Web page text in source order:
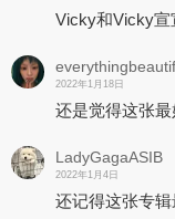
Vicky和Vicky宣
2022年1月18日
还是觉得这张
LadyGagaASIB
2022年1月4日
还记得这张专